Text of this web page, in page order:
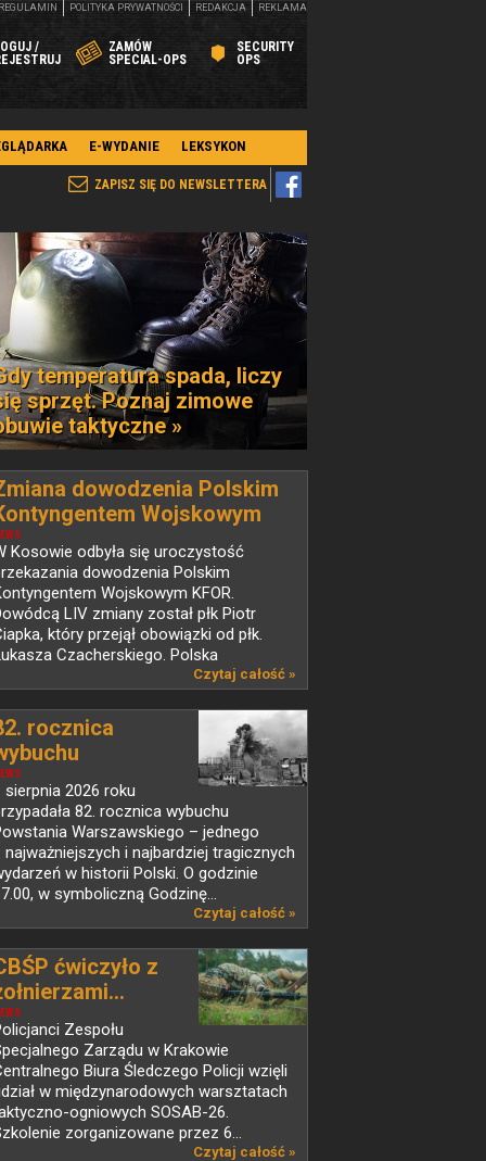
/
ZAMÓW
SPECIAL-OPS
SECURITY
OPS
REGULAMIN POLITYKA PRYWATNOŚCI REDAKCJA REKLAMA
E-WYDANIE LEKSYKON
ZAPISZ SIĘ DO NEWSLETTERA
temperatura spada, liczy
sprzęt. Poznaj zimowe
taktyczne »
dowodzenia Polskim
Wojskowym
w Kosowie
Kosowie odbyła się uroczystość
dowodzenia Polskim
Wojskowym KFOR.
LIV zmiany został płk Piotr
który przejął obowiązki od płk.
Czacherskiego. Polska
Czytaj całość »
rocznica
sierpnia 2026 roku
82. rocznica wybuchu
Warszawskiego – jednego
najważniejszych i najbardziej tragicznych
w historii Polski. O godzinie
w symboliczną Godzinę...
Czytaj całość »
ćwiczyło z
Zespołu
Zarządu w Krakowie
Biura Śledczego Policji wzięli
w międzynarodowych warsztatach
ogniowych SOSAB-26.
zorganizowane przez 6...
Czytaj całość »